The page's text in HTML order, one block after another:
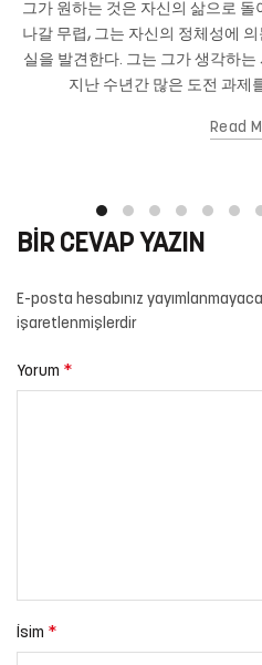
그가 원하는 것은 자신의 삶으로
나갈 무렵, 그는 자신의 정체성에
실을 발견한다. 그는 그가 생각하
지난 수년간 많은 도전 과제
Read
BIR CEVAP YAZIN
E-posta hesabınız
işaretlenmişlerdir
Yorum *
İsim *